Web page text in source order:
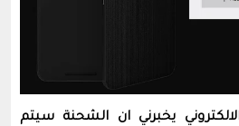
يخبرني ان الشحنة سيتم